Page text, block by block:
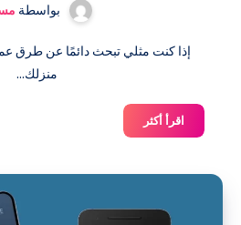
بواسطة
إذا كنت مثلي تبحث دائمًا عن طرق
منزلك...
اقرأ أكثر
منظم